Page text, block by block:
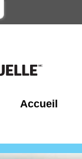
Accueil